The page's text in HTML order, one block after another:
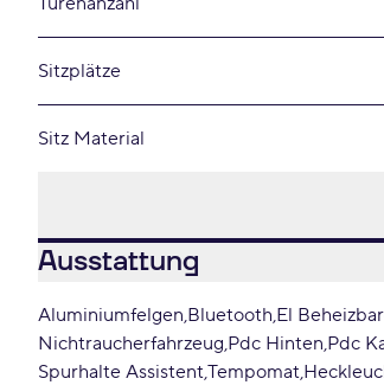
Sitzplätze
Sitz Material
Ausstattung
Aluminiumfelgen Bluetooth El
Nichtraucherfahrzeug Pdc Hinten Pdc
Spurhalte AssistentTempomat